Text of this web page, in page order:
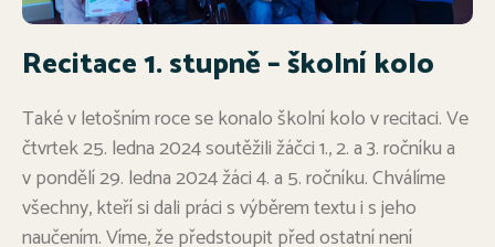
Recitace 1. stupně – školní kolo
Také v letošním roce se konalo školní kolo v recitaci. Ve
čtvrtek 25. ledna 2024 soutěžili žáčci 1., 2. a 3. ročníku a
v pondělí 29. ledna 2024 žáci 4. a 5. ročníku. Chválíme
všechny, kteří si dali práci s výběrem textu i s jeho
naučením. Víme, že předstoupit před ostatní není